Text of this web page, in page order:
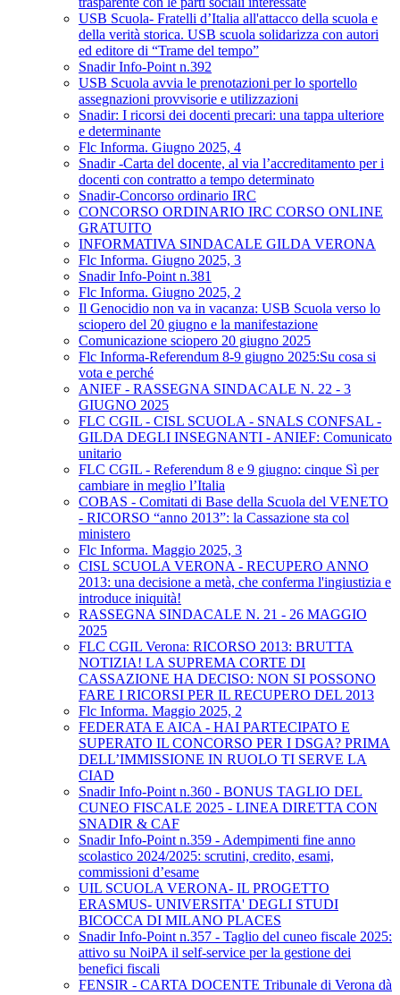
USB Scuola- Fratelli d’Italia all'attacco della scuola e
della verità storica. USB scuola solidarizza con autori
ed editore di “Trame del tempo”
Snadir Info-Point n.392
USB Scuola avvia le prenotazioni per lo sportello
assegnazioni provvisorie e utilizzazioni
Snadir: I ricorsi dei docenti precari: una tappa ulteriore
e determinante
Flc Informa. Giugno 2025, 4
Snadir -Carta del docente, al via l’accreditamento per i
docenti con contratto a tempo determinato
Snadir-Concorso ordinario IRC
CONCORSO ORDINARIO IRC CORSO ONLINE
GRATUITO
INFORMATIVA SINDACALE GILDA VERONA
Flc Informa. Giugno 2025, 3
Snadir Info-Point n.381
Flc Informa. Giugno 2025, 2
Il Genocidio non va in vacanza: USB Scuola verso lo
sciopero del 20 giugno e la manifestazione
Comunicazione sciopero 20 giugno 2025
Flc Informa-Referendum 8-9 giugno 2025:Su cosa si
vota e perché
ANIEF - RASSEGNA SINDACALE N. 22 - 3
GIUGNO 2025
FLC CGIL - CISL SCUOLA - SNALS CONFSAL -
GILDA DEGLI INSEGNANTI - ANIEF: Comunicato
unitario
FLC CGIL - Referendum 8 e 9 giugno: cinque Sì per
cambiare in meglio l’Italia
COBAS - Comitati di Base della Scuola del VENETO
- RICORSO “anno 2013”: la Cassazione sta col
ministero
Flc Informa. Maggio 2025, 3
CISL SCUOLA VERONA - RECUPERO ANNO
2013: una decisione a metà, che conferma l'ingiustizia e
introduce iniquità!
RASSEGNA SINDACALE N. 21 - 26 MAGGIO
2025
FLC CGIL Verona: RICORSO 2013: BRUTTA
NOTIZIA! LA SUPREMA CORTE DI
CASSAZIONE HA DECISO: NON SI POSSONO
FARE I RICORSI PER IL RECUPERO DEL 2013
Flc Informa. Maggio 2025, 2
FEDERATA E AICA - HAI PARTECIPATO E
SUPERATO IL CONCORSO PER I DSGA? PRIMA
DELL’IMMISSIONE IN RUOLO TI SERVE LA
CIAD
Snadir Info-Point n.360 - BONUS TAGLIO DEL
CUNEO FISCALE 2025 - LINEA DIRETTA CON
SNADIR & CAF
Snadir Info-Point n.359 - Adempimenti fine anno
scolastico 2024/2025: scrutini, credito, esami,
commissioni d’esame
UIL SCUOLA VERONA- IL PROGETTO
ERASMUS- UNIVERSITA' DEGLI STUDI
BICOCCA DI MILANO PLACES
Snadir Info-Point n.357 - Taglio del cuneo fiscale 2025:
attivo su NoiPA il self-service per la gestione dei
benefici fiscali
FENSIR - CARTA DOCENTE Tribunale di Verona dà